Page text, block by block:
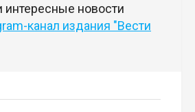
новости
канал издания "Вести